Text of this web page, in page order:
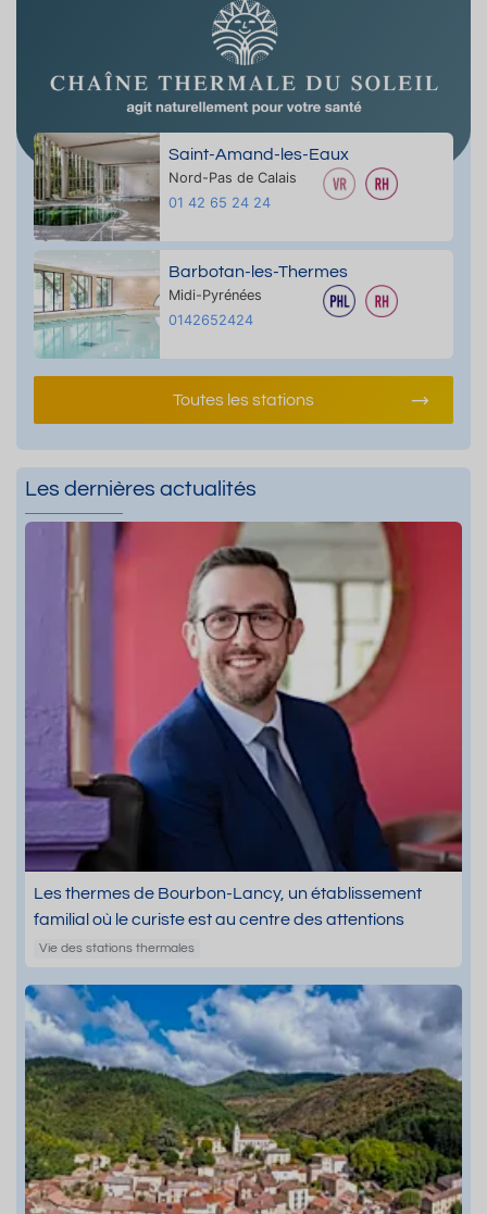
Saint-Amand-les-Eaux
Nord-Pas de Calais
01 42 65 24 24
Barbotan-les-Thermes
Midi-Pyrénées
0142652424
Toutes les stations
Les dernières actualités
Les thermes de Bourbon-Lancy, un établissement
familial où le curiste est au centre des attentions
Vie des stations thermales